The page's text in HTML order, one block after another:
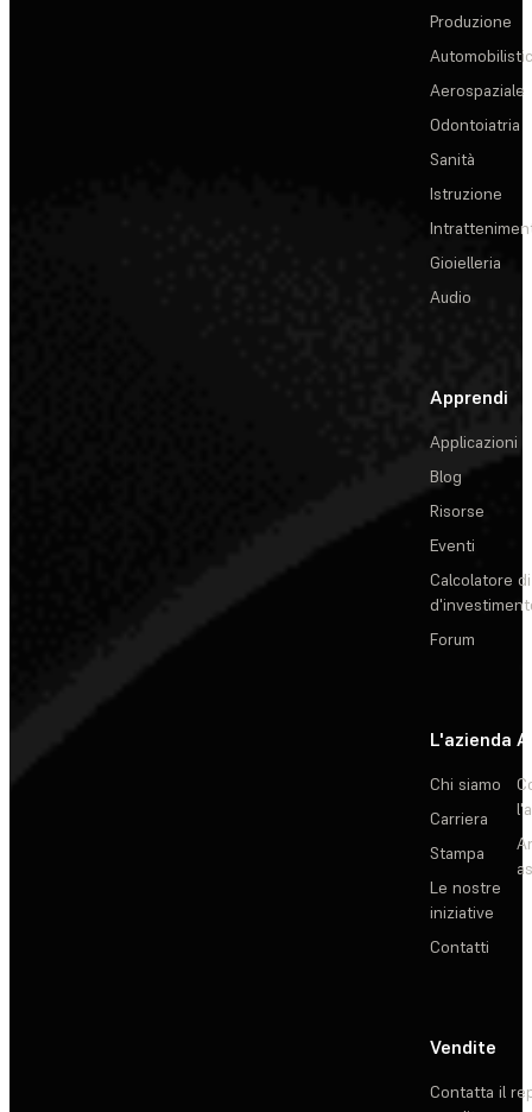
Produzione
Aerospaziale
Odontoiatria
Sanità
Istruzione
Gioielleria
Audio
Apprendi
Applicazioni
Blog
Risorse
Eventi
Calcolatore
Forum
L'azienda
Chi siamo
Carriera
Stampa
Le nostre
iniziative
Contatti
Vendite
Contatta il